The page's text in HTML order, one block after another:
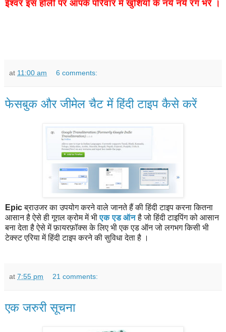
ईश्वर इस होली पर आपके परिवार में खुशियों के नये नये रंग भरे ।
at 11:00 am 6 comments:
फेसबुक और जीमेल चैट में हिंदी टाइप कैसे करें
Epicब्राउजर का उपयोग करने वाले जानते हैं की हिंदी टाइप करना कितना
आसान है ऐसे ही गूगल क्रोम में भीएक एड ऑनहै जो हिंदी टाइपिंग को आसान
बना देता है ऐसे में फ़ायरफ़ॉक्स के लिए भी एक एड ऑन जो लगभग किसी भी
टेक्स्ट एरिया में हिंदी टाइप करने की सुविधा देता है ।
at 7:55 pm 21 comments:
एक जरुरी सूचना